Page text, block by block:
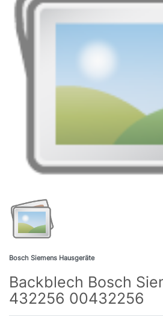
Bosch Siemens Hausgeräte
Backblech Bosch
432256 00432256